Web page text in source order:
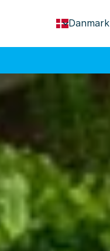
Danmark
keyboard_arrow_down